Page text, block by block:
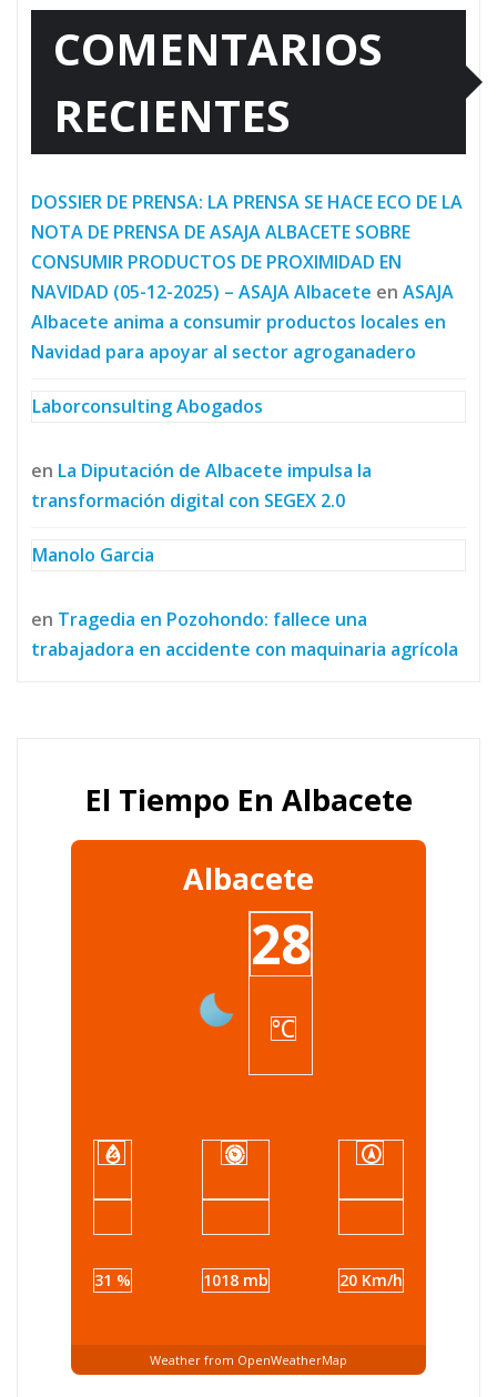
COMENTARIOS
RECIENTES
DOSSIER DE PRENSA: LA PRENSA SE HACE ECO DE LA
NOTA DE PRENSA DE ASAJA ALBACETE SOBRE
CONSUMIR PRODUCTOS DE PROXIMIDAD EN
NAVIDAD (05-12-2025) – ASAJA Albacete en ASAJA
Albacete anima a consumir productos locales en
Navidad para apoyar al sector agroganadero
Laborconsulting Abogados
en La Diputación de Albacete impulsa la
transformación digital con SEGEX 2.0
Manolo Garcia
en Tragedia en Pozohondo: fallece una
trabajadora en accidente con maquinaria agrícola
El Tiempo En Albacete
Albacete
28
°C
31 % 1018 mb 20 Km/h
Weather from OpenWeatherMap